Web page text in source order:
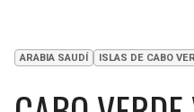
ARABIA SAUDÍ ISLAS DE CABO